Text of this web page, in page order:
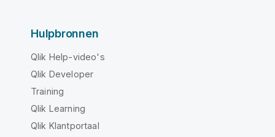
Hulpbronnen
Qlik Help-video's
Qlik Developer
Training
Qlik Learning
Qlik Klantportaal